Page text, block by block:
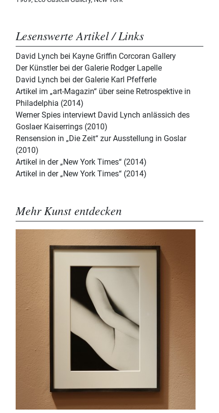
Lesenswerte Artikel / Links
David Lynch bei Kayne Griffin Corcoran Gallery
Der Künstler bei der Galerie Rodger Lapelle
David Lynch bei der Galerie Karl Pfefferle
Artikel im „art-Magazin“ über seine Retrospektive in
Philadelphia (2014)
Werner Spies interviewt David Lynch anlässich des
Goslaer Kaiserrings (2010)
Rensension in „Die Zeit“ zur Ausstellung in Goslar
(2010)
Artikel in der „New York Times“ (2014)
Artikel in der „New York Times“ (2014)
Mehr Kunst entdecken